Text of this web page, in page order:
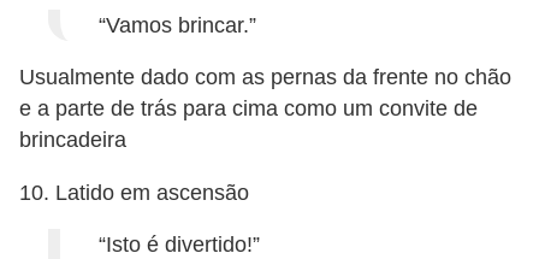
“Vamos brincar.”
Usualmente dado com as pernas da frente no chão
e a parte de trás para cima como um convite de
brincadeira
10. Latido em ascensão
“Isto é divertido!”